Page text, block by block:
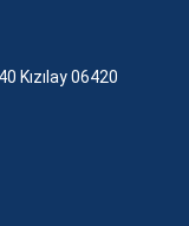
Kızılay 06420